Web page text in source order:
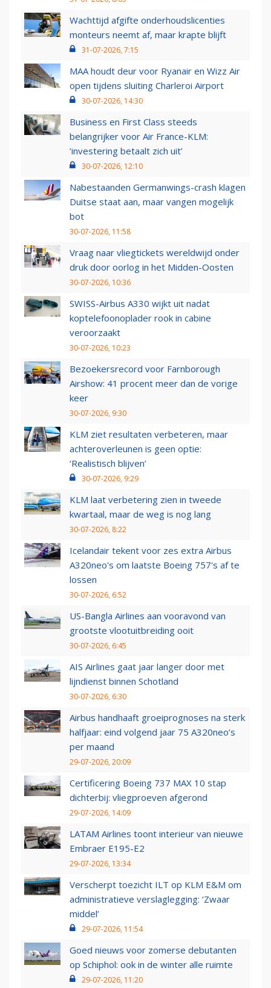
Wachttijd afgifte onderhoudslicenties
monteurs neemt af, maar krapte blijft
31-07-2026, 7:15
MAA houdt deur voor Ryanair en Wizz Air
open tijdens sluiting Charleroi Airport
30-07-2026, 14:30
Business en First Class steeds
belangrijker voor Air France-KLM:
‘investering betaalt zich uit’
30-07-2026, 12:10
Nabestaanden Germanwings-crash klagen
Duitse staat aan, maar vangen mogelijk
bot
30-07-2026, 11:58
Vraag naar vliegtickets wereldwijd onder
druk door oorlog in het Midden-Oosten
30-07-2026, 10:36
SWISS-Airbus A330 wijkt uit nadat
koptelefoonoplader rook in cabine
veroorzaakt
30-07-2026, 10:23
Bezoekersrecord voor Farnborough
Airshow: 41 procent meer dan de vorige
keer
30-07-2026, 9:30
KLM ziet resultaten verbeteren, maar
achteroverleunen is geen optie:
‘Realistisch blijven’
30-07-2026, 9:29
KLM laat verbetering zien in tweede
kwartaal, maar de weg is nog lang
30-07-2026, 8:22
Icelandair tekent voor zes extra Airbus
A320neo's om laatste Boeing 757's af te
lossen
30-07-2026, 6:52
US-Bangla Airlines aan vooravond van
grootste vlootuitbreiding ooit
30-07-2026, 6:45
AIS Airlines gaat jaar langer door met
lijndienst binnen Schotland
30-07-2026, 6:30
Airbus handhaaft groeiprognoses na sterk
halfjaar: eind volgend jaar 75 A320neo’s
per maand
29-07-2026, 20:09
Certificering Boeing 737 MAX 10 stap
dichterbij: vliegproeven afgerond
29-07-2026, 14:09
LATAM Airlines toont interieur van nieuwe
Embraer E195-E2
29-07-2026, 13:34
Verscherpt toezicht ILT op KLM E&M om
administratieve verslaglegging: ‘Zwaar
middel’
29-07-2026, 11:54
Goed nieuws voor zomerse debutanten
op Schiphol: ook in de winter alle ruimte
29-07-2026, 11:20